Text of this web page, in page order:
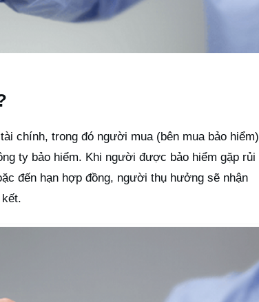
chính, trong đó người mua (bên mua bảo hiểm)
ty bảo hiểm. Khi người được bảo hiểm gặp rủi
đến hạn hợp đồng, người thụ hưởng sẽ nhận